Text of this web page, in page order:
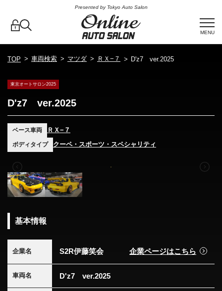
Presented by Tokyo Auto Salon
MENU
TOP 車両検索 マツダ ＲＸ−７ D'z7 ver.2025
東京オートサロン2025
D'z7 ver.2025
ベース車両 ＲＸ−７
ボディタイプ クーペ・スポーツ・スペシャリティ
基本情報
企業名 S2R伊藤笑会 企業ページはこちら
車両名 D'z7 ver.2025